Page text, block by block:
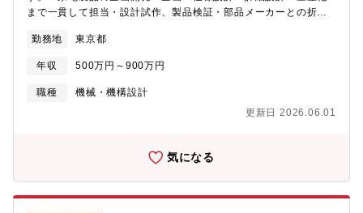
ある本部機能、海外工場(マレーシア)等のあらゆる関係先と連携す
る為、幅広い人脈・コミュニケーション能力が得られます。■国内
外を問わず、多くの自動車メーカーにグローバルシェアNo１であ
ンサを供給するということは、世界の自動車産業を支えることい
のキャリア入社者で構成されています。キャリア入社者も馴染み
易い雰囲気です。部署内は幅広い年齢・性別・国籍の方が就業し
証課で解析スキル（統計的手法、分析装置を使用した観察等、ツ
まで一貫して担当・設計試作、製品検証・部品メーカーとの折
庫(大型白物家電）・サイクロンクリーナー・調理家電（ミキサー/
電子レンジ等）・空調家電（サーキュレーター/扇風機等）・電子
文具（シュレッダー/ラミネーター等）・理美容家電など同社は、
自社で企画から開発、製造まで一貫して行っており裁量権をもっ
す・30代～50代活躍中。経験豊かなキャリア社員が活躍していま
を持ちチャレンジできる人・失敗しても次に活かせるプラス思
考・量産品に携わることに喜びを感じられる（多くの人に使われ
るものを作る、売上に貢献する）・商品開発、技術開発にチャレ
ンジしたい
勤務地 東京都
年収 500万円～900万円
職種
機械・機構設計
更新日 2026.06.01
気になる